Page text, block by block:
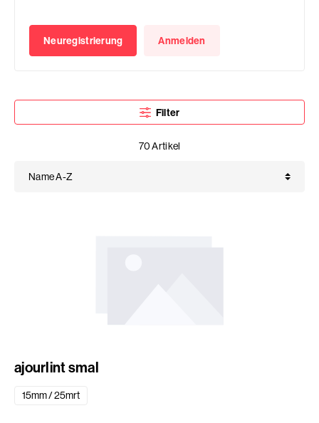
Neuregistrierung Anmelden
Filter
70 Artikel
ajourlint smal
15mm / 25mrt